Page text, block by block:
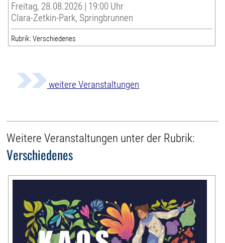
Freitag, 28.08.2026 | 19:00 Uhr
Clara-Zetkin-Park, Springbrunnen
Rubrik: Verschiedenes
weitere Veranstaltungen
Weitere Veranstaltungen unter der Rubrik:
Verschiedenes